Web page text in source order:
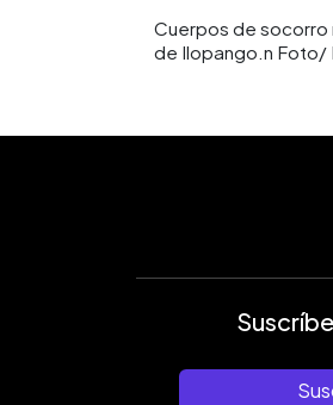
Cuerpos de socorro
de Ilopango.n Foto/